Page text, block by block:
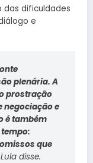
das dificuldades
e
plenária. A
prostração
negociação e
é também
que
Lula disse.